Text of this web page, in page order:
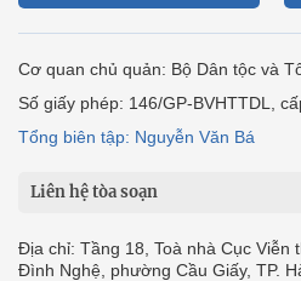
Cơ quan chủ quản: Bộ Dân tộc và
Số giấy phép: 146/GP-BVHTTDL,
Tổng biên tập: Nguyễn Văn Bá
Liên hệ tòa soạn
Địa chỉ: Tầng 18, Toà nhà Cục Viễn
Đình Nghệ, phường Cầu Giấy, TP.